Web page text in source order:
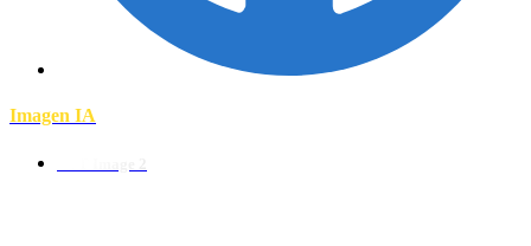
Imagen IA